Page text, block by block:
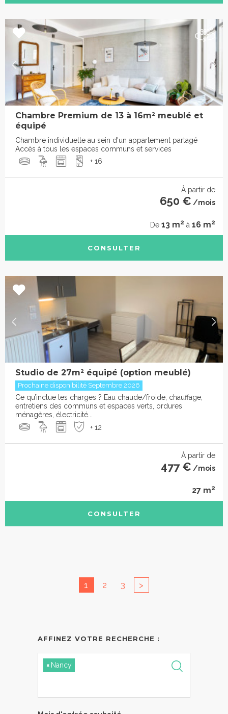
Chambre Premium de 13 à 16m² meublé et
équipé
Chambre individuelle au sein d'un appartement partagé
Accès à tous les espaces communs et services
+ 16
À partir de
650 € /mois
De 13 m2 à 16 m2
CONSULTER
Studio de 27m² équipé (option meublé)
Prochaine disponibilité Septembre 2026
Ce qu’inclue les charges ? Eau chaude/froide, chauffage,
entretiens des communs et espaces verts, ordures
ménagères, électricité...
+ 12
À partir de
477 € /mois
27 m2
CONSULTER
1 2 3 >
AFFINEZ VOTRE RECHERCHE :
× Nancy